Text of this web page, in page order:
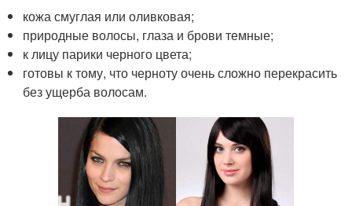
кожа смуглая или оливковая;
природные волосы, глаза и брови темные;
к лицу парики черного цвета;
готовы к тому, что черноту очень сложно перекрасить
без ущерба волосам.